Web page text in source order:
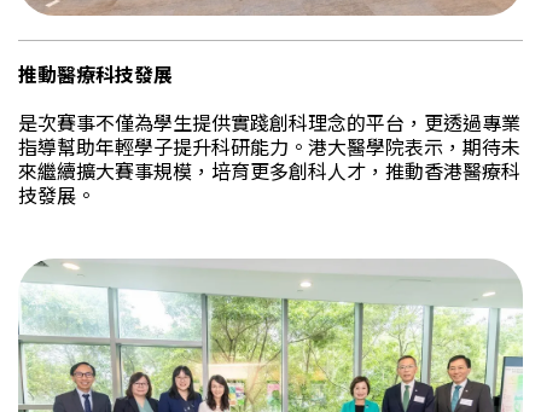
推動醫療科技發展
是次賽事不僅為學生提供實踐創科理念的平台，更透過專業
指導幫助年輕學子提升科研能力。港大醫學院表示，期待未
來繼續擴大賽事規模，培育更多創科人才，推動香港醫療科
技發展。